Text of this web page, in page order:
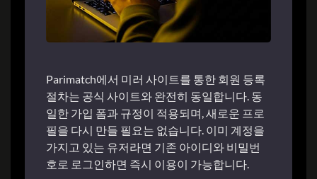
Parimatch에서 미러 사이트를 통한 회원 등록
절차는 공식 사이트와 완전히 동일합니다. 동
일한 가입 폼과 규정이 적용되며, 새로운 프로
필을 다시 만들 필요는 없습니다. 이미 계정을
가지고 있는 유저라면 기존 아이디와 비밀번
호로 로그인하면 즉시 이용이 가능합니다.